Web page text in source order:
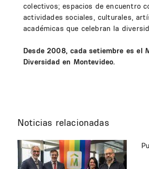
colectivos; espacios de encuentro
actividades sociales, culturales,
académicas que celebran la
Desde 2008, cada setiembre es el
Diversidad en Montevideo.
Noticias relacionadas